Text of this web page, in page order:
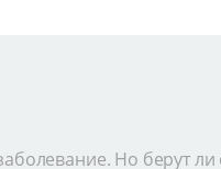
Но берут